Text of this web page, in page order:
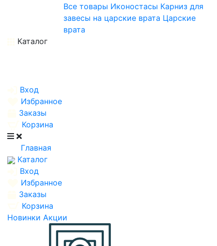
Все товары Иконостасы Карниз для
завесы на царские врата Царские
врата
Каталог
Вход
Избранное
Заказы
Корзина
Главная
Каталог
Вход
Избранное
Заказы
Корзина
Новинки Акции